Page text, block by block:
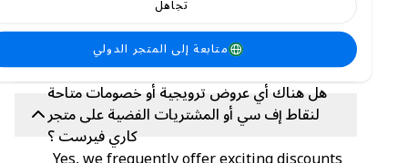
نقاط إف سي غير قابلة للتحويل بشكل عام بين
الحسابات. تأكَّد من إضافة الرصيد الصحيح إلى
الحساب.
هل هناك أي عروض ترويجية أو خصومات متاحة
لنقاط إف سي أو المشتريات الفضية على متجر
كاري فيرست ؟
متابعة إلى المتجر الدولي